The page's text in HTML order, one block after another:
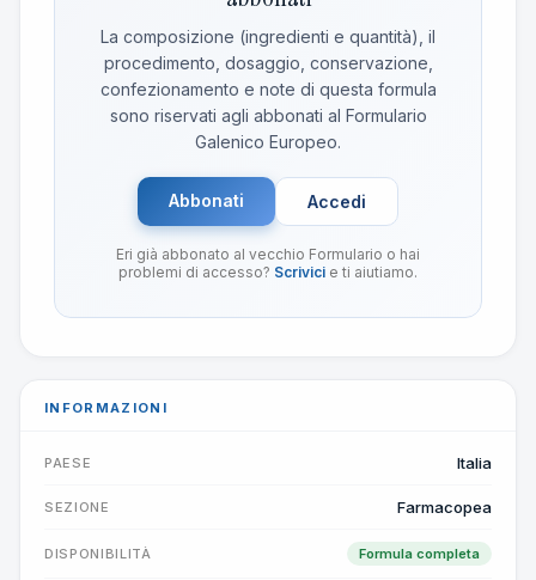
La composizione (ingredienti e quantità), il
procedimento, dosaggio, conservazione,
confezionamento e note di questa formula
sono riservati agli abbonati al Formulario
Galenico Europeo.
Abbonati Accedi
Eri già abbonato al vecchio Formulario o hai
problemi di accesso? Scrivici e ti aiutiamo.
INFORMAZIONI
PAESE Italia
SEZIONE Farmacopea
DISPONIBILITÀ Formula completa